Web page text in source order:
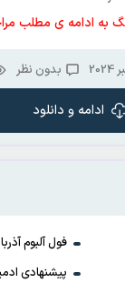
فول آلبوم
پیشنهادی
به ادامه ی مطلب
بدون نظر
ادامه و دانلود